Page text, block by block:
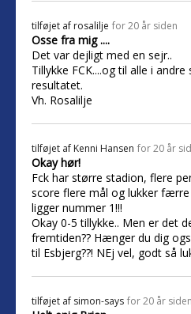
tilføjet af rosalilje for 20 år siden
Osse fra mig ....
Det var dejligt med en sejr..
Tillykke FCK....og til alle i
resultatet.
Vh. Rosalilje
tilføjet af Kenni Hansen for 20 år
Okay hør!
Fck har større stadion, flere
score flere mål og lukker
ligger nummer 1!!!
Okay 0-5 tillykke.. Men er det
fremtiden?? Hænger du dig
til Esbjerg??! NEj vel, godt så
tilføjet af simon-says for 20 år siden